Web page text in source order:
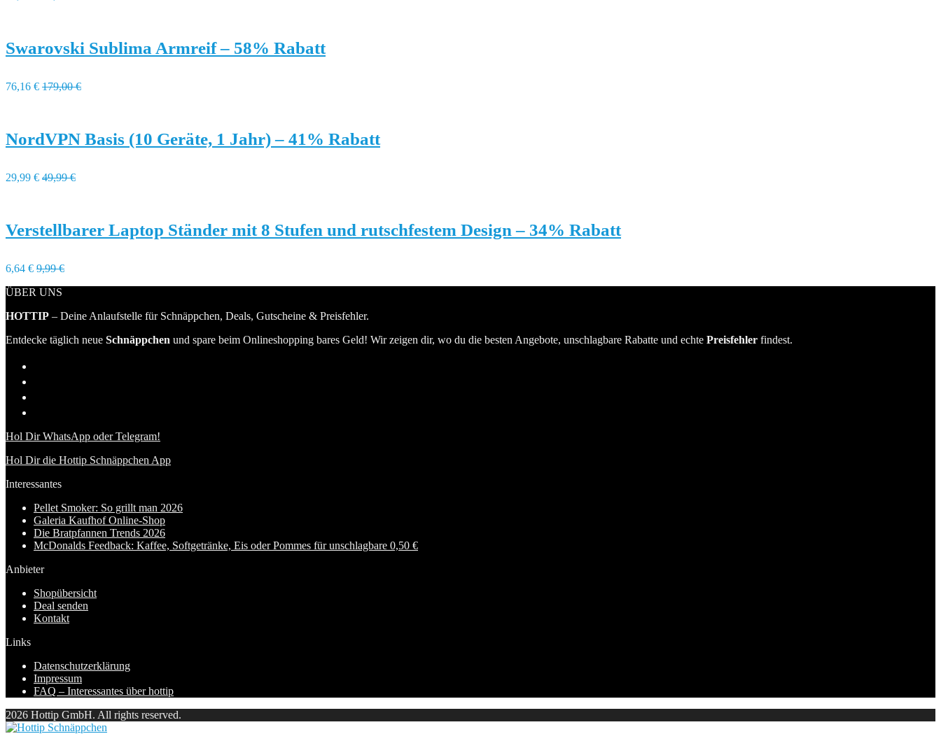
Swarovski Sublima Armreif – 58% Rabatt
76,16 € 179,00 €
NordVPN Basis (10 Geräte, 1 Jahr) – 41% Rabatt
29,99 € 49,99 €
Verstellbarer Laptop Ständer mit 8 Stufen und rutschfestem Design – 34% Rabatt
6,64 € 9,99 €
ÜBER UNS
HOTTIP – Deine Anlaufstelle für Schnäppchen, Deals, Gutscheine & Preisfehler.
Entdecke täglich neue Schnäppchen und spare beim Onlineshopping bares Geld! Wir zeigen dir, wo du die besten Angebote, unschlagbare Rabatte und echte Preisfehler findest.
Hol Dir WhatsApp oder Telegram!
Hol Dir die Hottip Schnäppchen App
Interessantes
Pellet Smoker: So grillt man 2026
Galeria Kaufhof Online-Shop
Die Bratpfannen Trends 2026
McDonalds Feedback: Kaffee, Softgetränke, Eis oder Pommes für unschlagbare 0,50 €
Anbieter
Shopübersicht
Deal senden
Kontakt
Links
Datenschutzerklärung
Impressum
FAQ – Interessantes über hottip
2026 Hottip GmbH. All rights reserved.